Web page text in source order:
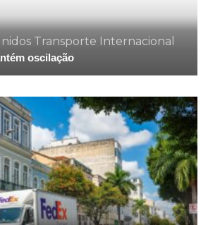
Transporte Internacional
oscilação